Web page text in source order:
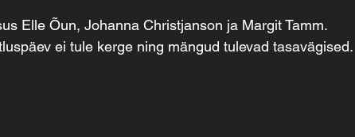
Elle Õun, Johanna Christjanson ja Margit Tamm.
ei tule kerge ning mängud tulevad tasavägised.